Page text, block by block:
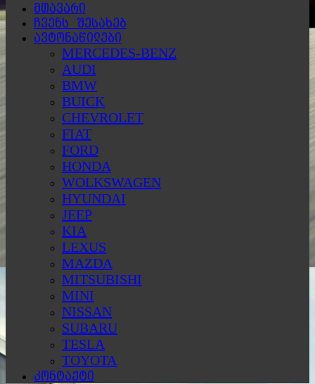
მთავარი
ჩვენს შესახებ
ავტონაწილები
MERCEDES-BENZ
AUDI
BMW
BUICK
CHEVROLET
FIAT
FORD
HONDA
WOLKSWAGEN
HYUNDAI
JEEP
KIA
LEXUS
MAZDA
MITSUBISHI
MINI
NISSAN
SUBARU
TESLA
TOYOTA
კონტაქტი